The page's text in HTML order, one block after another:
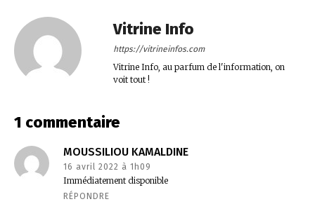
Vitrine Info
https://vitrineinfos.com
Vitrine Info, au parfum de l'information, on
voit tout !
1 commentaire
MOUSSILIOU KAMALDINE
16 avril 2022 à 1h09
Immédiatement disponible
RÉPONDRE